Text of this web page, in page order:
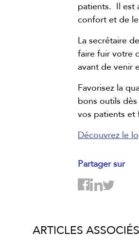
patients. Il est
confort et de
La secrétaire
faire fuir votre
avant de venir
Favorisez la
bons outils
vos patients et
Découvrez le
Partager sur
ARTICLES ASSOCIÉS